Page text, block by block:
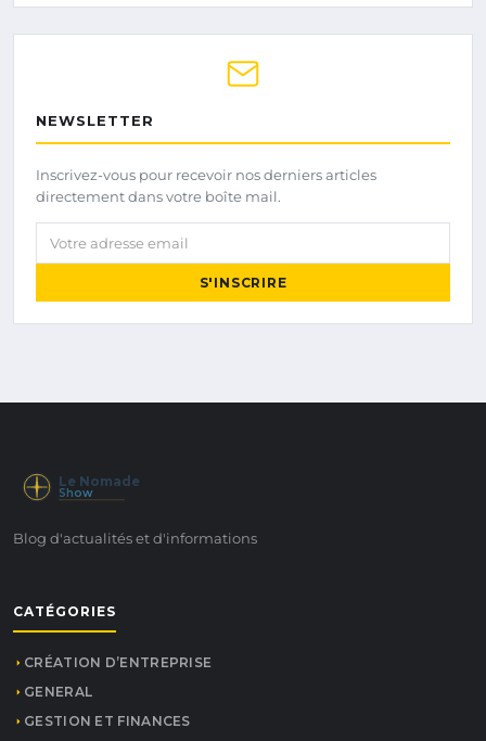
NEWSLETTER
Inscrivez-vous pour recevoir nos derniers articles
directement dans votre boîte mail.
Votre adresse email
S'INSCRIRE
Le Nomade
Show
Blog d'actualités et d'informations
CATÉGORIES
CRÉATION D’ENTREPRISE
GENERAL
GESTION ET FINANCES